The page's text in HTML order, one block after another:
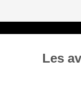
Les